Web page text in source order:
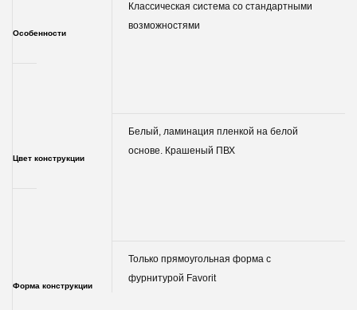
Особенности
Цвет конструкции
Форма конструкции
Классическая система со стандартными
возможностями
Белый, ламинация пленкой на белой
основе. Крашеный ПВХ
Только прямоугольная форма с
фурнитурой Favorit